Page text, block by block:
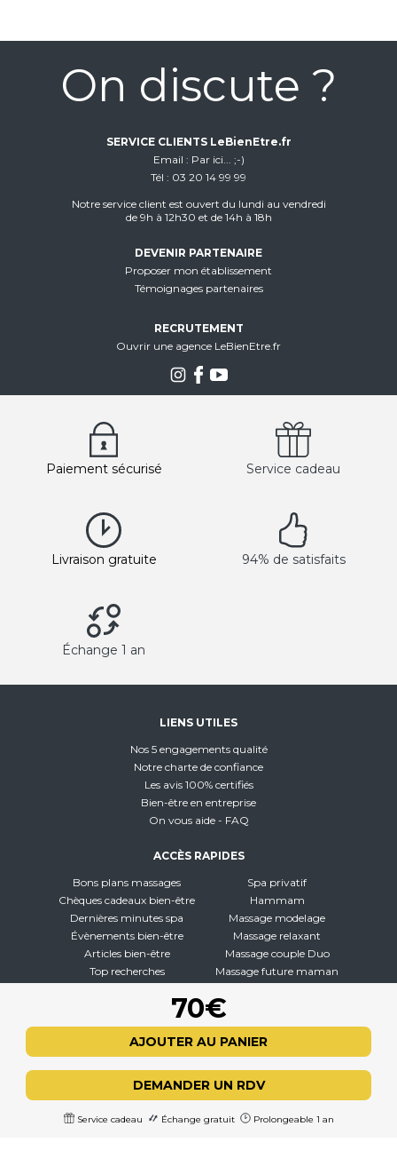
70€
AJOUTER AU PANIER
DEMANDER UN RDV
Service cadeau Échange gratuit Prolongeable 1 an
On discute ?
SERVICE CLIENTS LeBienEtre.fr
Email
Par ici... ;-)
Tél
03 20 14 99 99
Notre service client est ouvert du lundi au vendredi
de 9h à 12h30 et de 14h à 18h
DEVENIR PARTENAIRE
Proposer mon établissement
Témoignages partenaires
RECRUTEMENT
Ouvrir une agence LeBienEtre.fr
Paiement sécurisé Service cadeau
Livraison gratuite 94% de satisfaits
Échange 1 an
LIENS UTILES
Nos 5 engagements qualité
Notre charte de confiance
Les avis 100% certifiés
Bien-être en entreprise
On vous aide - FAQ
ACCÈS RAPIDES
Bons plans massages
Chèques cadeaux bien-être
Dernières minutes spa
Évènements bien-être
Articles bien-être
Top recherches
Spa privatif
Hammam
Massage modelage
Massage relaxant
Massage couple Duo
Massage future maman
À PROPOS
CGV - CGU
Mentions légales
Politique de confidentialité